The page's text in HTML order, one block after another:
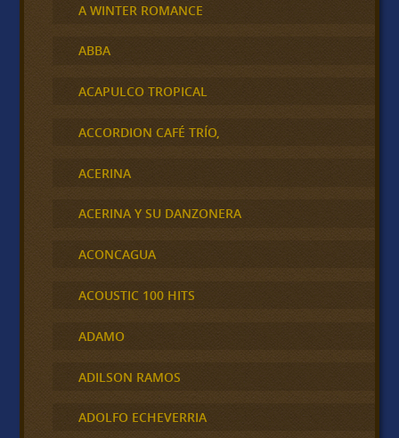
A WINTER ROMANCE
ABBA
ACAPULCO TROPICAL
ACCORDION CAFÉ TRÍO,
ACERINA
ACERINA Y SU DANZONERA
ACONCAGUA
ACOUSTIC 100 HITS
ADAMO
ADILSON RAMOS
ADOLFO ECHEVERRIA